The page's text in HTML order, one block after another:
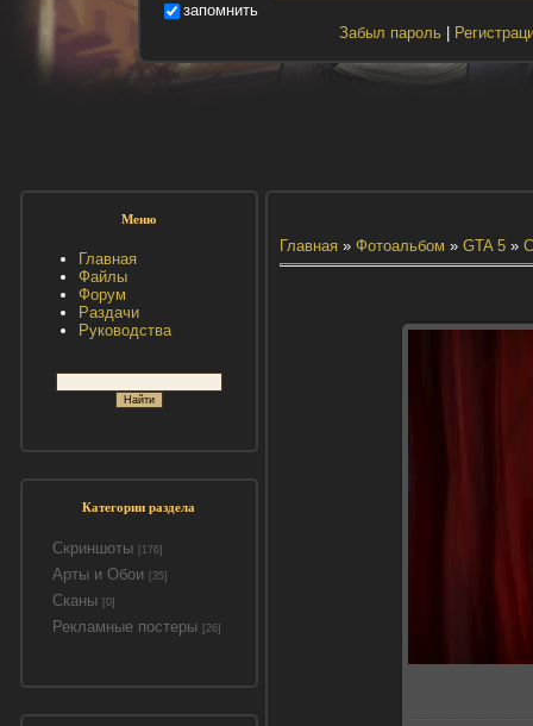
запомнить
Забыл пароль|
Меню
Главная
Файлы
Форум
Раздачи
Руководства
Категории раздела
Скриншоты [176]
Арты и Обои [35]
Сканы [0]
Рекламные постеры [26]
Главная» Фотоальбом » GTA 5»